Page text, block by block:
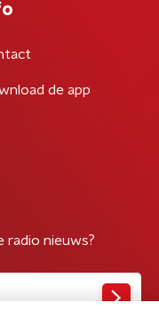
de app
nieuws?